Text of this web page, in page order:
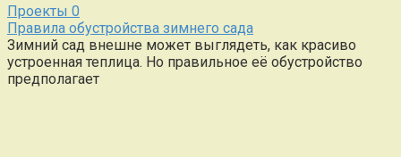
Проекты 0
Правила обустройства зимнего сада
Зимний сад внешне может выглядеть, как красиво
устроенная теплица. Но правильное её обустройство
предполагает